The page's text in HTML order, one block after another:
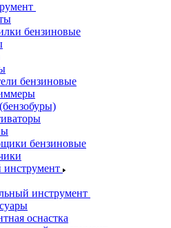
бензиновые
бензиновые
бензиновые
инструмент
оснастка